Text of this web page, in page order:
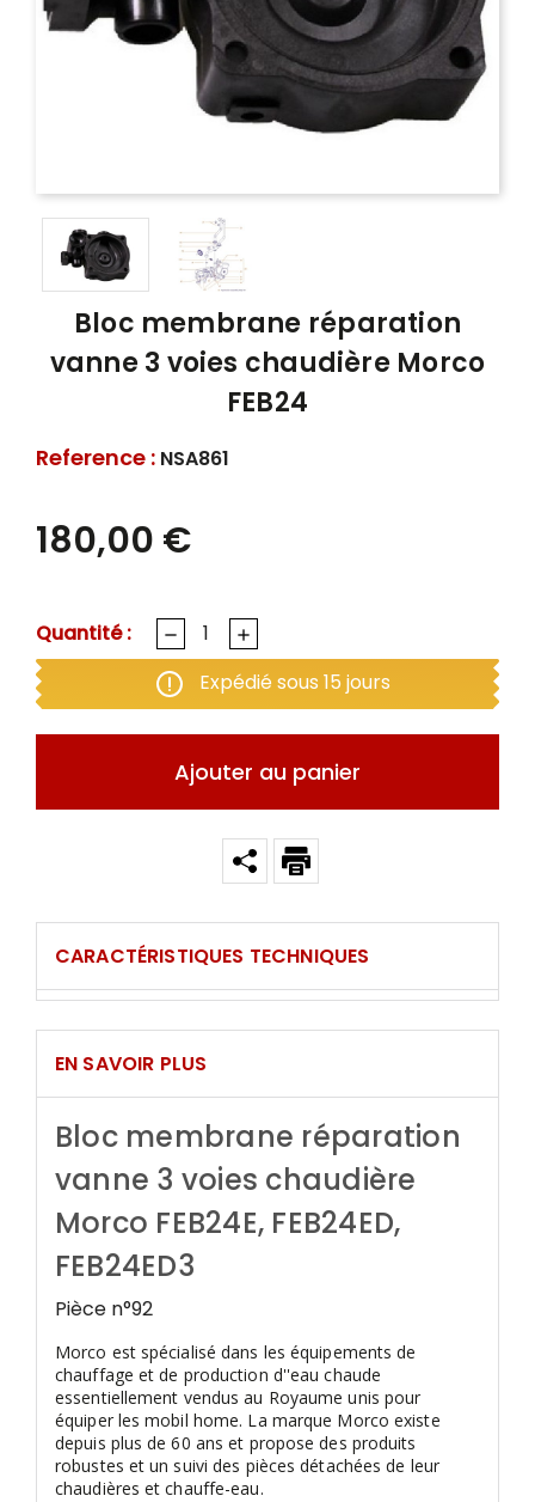
Bloc membrane réparation
vanne 3 voies chaudière Morco
FEB24
Reference : NSA861
180,00 €
Quantité :
Expédié sous 15 jours
Ajouter au panier
CARACTÉRISTIQUES TECHNIQUES
EN SAVOIR PLUS
Bloc membrane réparation
vanne 3 voies chaudière
Morco FEB24E, FEB24ED,
FEB24ED3
Pièce n°92
Morco est spécialisé dans les équipements de
chauffage et de production d''eau chaude
essentiellement vendus au Royaume unis pour
équiper les mobil home. La marque Morco existe
depuis plus de 60 ans et propose des produits
robustes et un suivi des pièces détachées de leur
chaudières et chauffe-eau.